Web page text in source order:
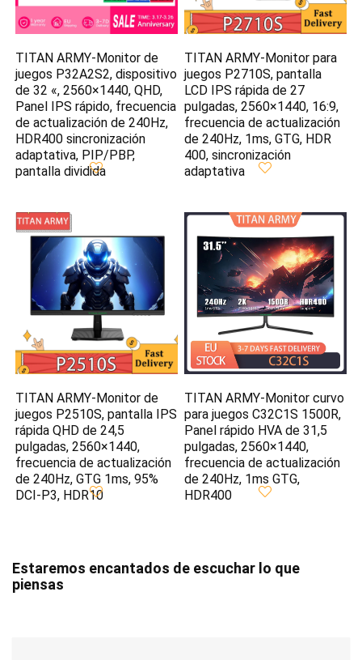
TITAN ARMY-Monitor de
juegos P32A2S2, dispositivo
de 32 «, 2560×1440, QHD,
Panel IPS rápido, frecuencia
de actualización de 240Hz,
HDR400 sincronización
adaptativa, PIP/PBP,
pantalla dividida
TITAN ARMY-Monitor para
juegos P2710S, pantalla
LCD IPS rápida de 27
pulgadas, 2560×1440, 16:9,
frecuencia de actualización
de 240Hz, 1ms, GTG, HDR
400, sincronización
adaptativa
TITAN ARMY-Monitor de
juegos P2510S, pantalla IPS
rápida QHD de 24,5
pulgadas, 2560×1440,
frecuencia de actualización
de 240Hz, GTG 1ms, 95%
DCI-P3, HDR10
TITAN ARMY-Monitor curvo
para juegos C32C1S 1500R,
Panel rápido HVA de 31,5
pulgadas, 2560×1440,
frecuencia de actualización
de 240Hz, 1ms GTG,
HDR400
Estaremos encantados de escuchar lo que
piensas